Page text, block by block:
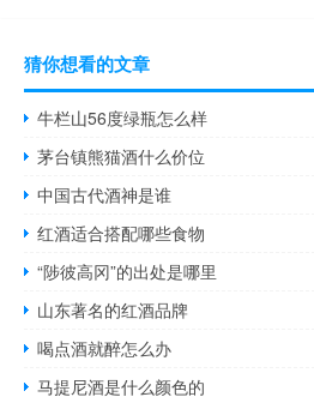
猜你想看的文章
牛栏山56度绿瓶怎么样
茅台镇熊猫酒什么价位
中国古代酒神是谁
红酒适合搭配哪些食物
“陟彼高冈”的出处是哪里
山东著名的红酒品牌
喝点酒就醉怎么办
马提尼酒是什么颜色的